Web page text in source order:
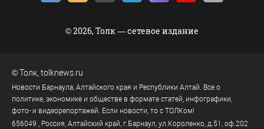
© 2026, Толк — сетевое издание
©Толк tolknews.ru
Новости Барнаула, Алтайского края и Республики Алтай. Все о
политике, экономике и обществе в формате статей, инфографики,
фото- и видеорепортажей. Если новости, то с ТОЛКом!
656049 , Россия, Алтайский край, г.Барнаул, ул.Короленко, д.51, оф.202